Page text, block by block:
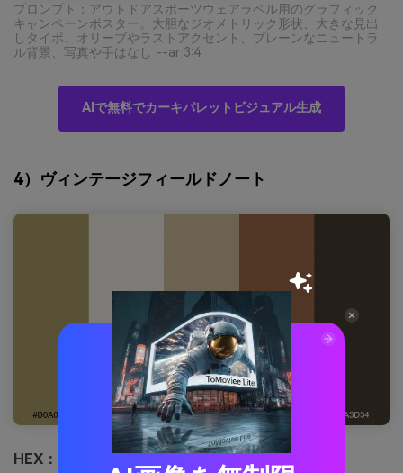
プロンプト：アウトドアスポーツウェアラベル用のグラフィック
キャンペーンポスター。大胆なジオメトリック形状、大きな見出
しタイポ、オリーブやラストアクセント、プレーンなニュートラ
ル背景、写真や手はなし --ar 3:4
AIで無料でカーキパレットビジュアル生成
4）ヴィンテージフィールドノート
HEX：
#B0A06A #F8F5EC #D6C3A2 #A26B4A